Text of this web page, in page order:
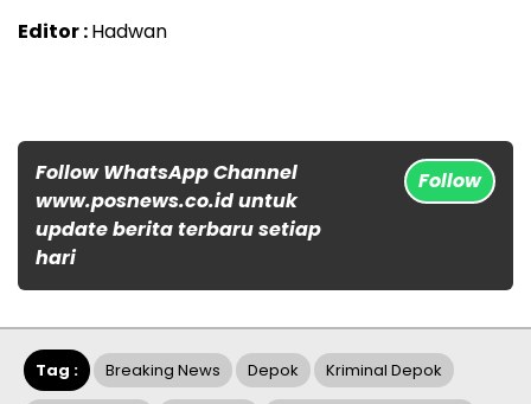
Editor :Hadwan
Follow WhatsApp Channel
www.posnews.co.id untuk
update berita terbaru setiap
hari
Follow
Tag : Breaking News Depok Kriminal Depok